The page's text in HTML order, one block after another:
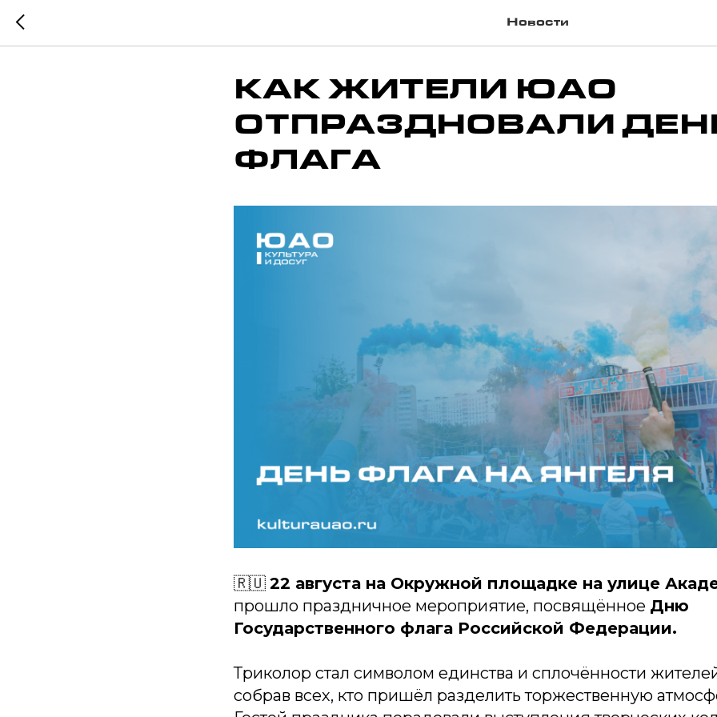
Новости
КАК ЖИТЕЛИ ЮАО
ОТПРАЗДНОВАЛИ
ФЛАГА
🇷🇺 22 августа на Окружной площадке на улице
прошло праздничное мероприятие, посвящённое Дню
Государственного флага Российской Федерации.
Триколор стал символом единства и сплочённости
собрав всех, кто пришёл разделить торжественную